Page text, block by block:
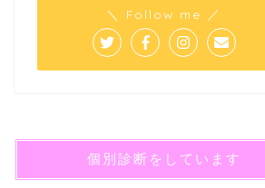
＼ Follow me ／
個別診断をしています